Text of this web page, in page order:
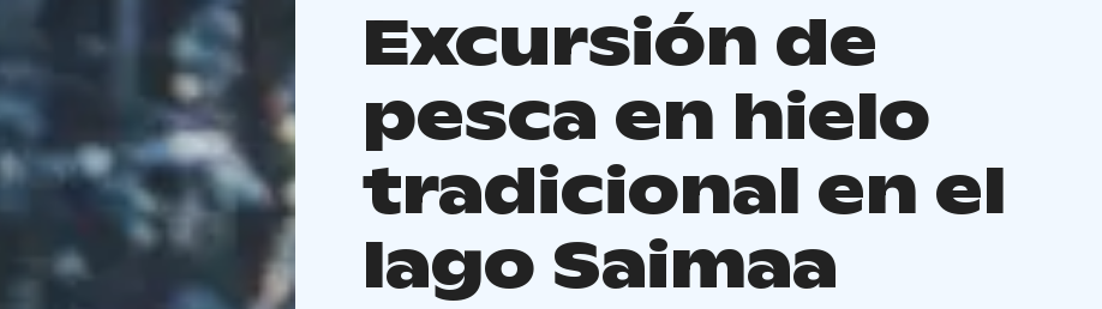
Excursión de
pesca en hielo
tradicional en el
lago Saimaa